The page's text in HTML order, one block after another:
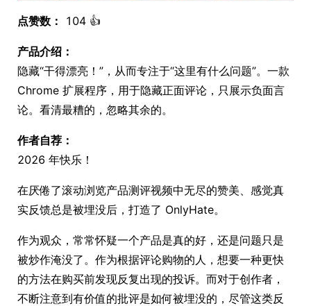
点赞数： 104 👍
产品介绍：
隐藏“干得漂亮！”，从而专注于“这里有什么问题”。一款
Chrome 扩展程序，用于隐藏正面评论，只展示负面言
论。看清最糟的，忽略其余的。
作者自荐：
2026 年快乐！
在厌倦了滚动浏览产品测评视频中无尽的赞美、感觉真
实反馈总是被埋没后，打造了 OnlyHate。
作为观众，常常怀疑一个产品是真的好，还是问题只是
被炒作淹没了。作为根据评论购物的人，想要一种更快
的方法在购买前发现反复出现的投诉。而对于创作者，
不断注意到有价值的批评是如何被埋没的，尽管这类反